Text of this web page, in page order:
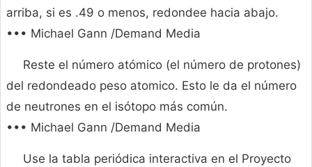
arriba, si es .49 o menos, redondee hacia abajo.
••• Michael Gann /Demand Media
Reste el número atómico (el número de protones)
del redondeado peso atomico. Esto le da el número
de neutrones en el isótopo más común.
••• Michael Gann /Demand Media
Use la tabla periódica interactiva en el Proyecto